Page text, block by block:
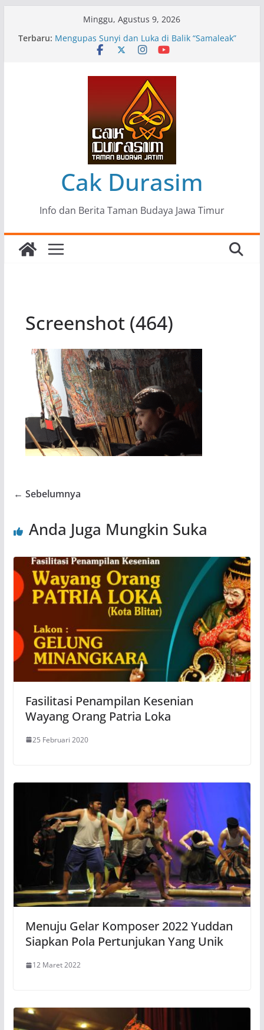
Minggu, Agustus 9, 2026
Terbaru: Pameran Lukisan Komunitas Patria Seni Rupa
Kota Blitar : Ketika “Bergerak” Menjadi Mantra
Mengupas Sunyi dan Luka di Balik “Samaleak”
Menjaga Marwah Seni dan Budaya: Catatan
Kunjungan Kerja Ir. Bambang Haryo Soekartono
(BHS) Anggota DPR RI ke Taman Budaya Jawa
Pameran Tunggal 35 Karya Agus Koecink
“Tumbang Tambang”, Ungkapan Kritis Tentang
Derita Pekerja Pertambangan
Cak Durasim
Info dan Berita Taman Budaya Jawa Timur
Screenshot (464)
← Sebelumnya
Anda Juga Mungkin Suka
Fasilitasi Penampilan Kesenian
Wayang Orang Patria Loka
25 Februari 2020
Menuju Gelar Komposer 2022 Yuddan
Siapkan Pola Pertunjukan Yang Unik
12 Maret 2022